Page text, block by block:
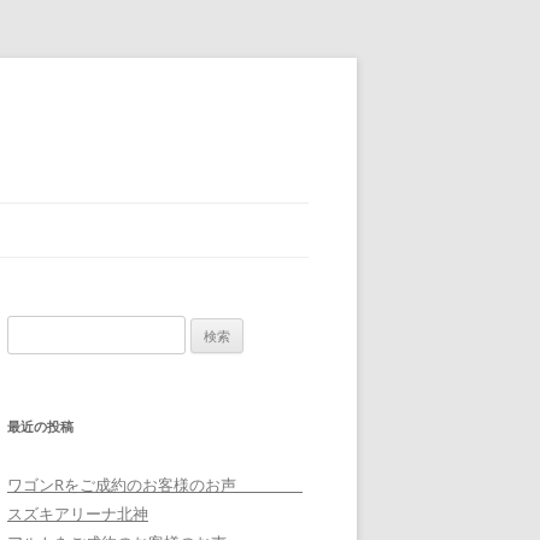
索:
最近の投稿
ワゴンRをご成約のお客様のお声
スズキアリーナ北神